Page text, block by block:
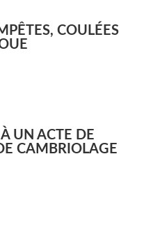
COULÉES
UN ACTE DE
CAMBRIOLAGE